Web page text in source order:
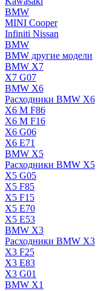
BMW
MINI Cooper
Infiniti Nissan
BMW
BMW другие модели
BMW X7
X7 G07
BMW X6
Расходники BMW X6
X6 M F86
X6 M F16
X6 G06
X6 E71
BMW X5
Расходники BMW X5
X5 G05
X5 F85
X5 F15
X5 E70
X5 E53
BMW X3
Расходники BMW X3
X3 F25
X3 E83
X3 G01
BMW X1